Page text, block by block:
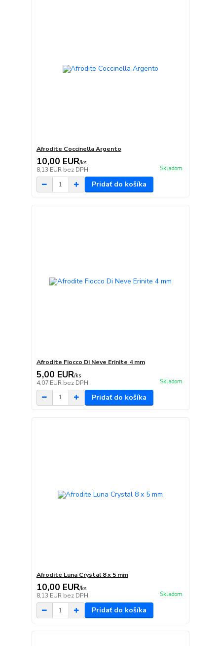
Afrodite Coccinella Argento
10,00 EUR/ks
8,13 EUR bez DPH Skladom
Pridať do košíka
Afrodite Fiocco Di Neve Erinite 4 mm
5,00 EUR/ks
4,07 EUR bez DPH Skladom
Pridať do košíka
Afrodite Luna Crystal 8 x 5 mm
10,00 EUR/ks
8,13 EUR bez DPH Skladom
Pridať do košíka